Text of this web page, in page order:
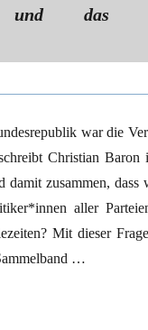
und das
war die
Christian Baron
zusammen, dass
aller
Mit dieser
…